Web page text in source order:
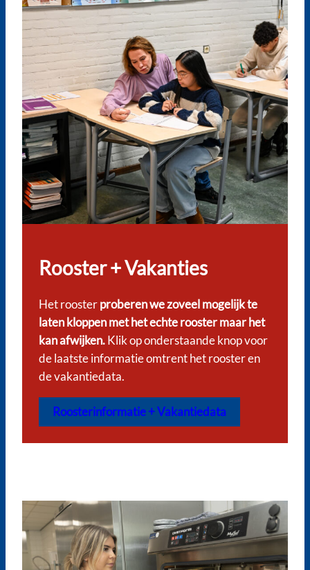
Rooster + Vakanties
Het roosterproberen we zoveel mogelijk te
laten kloppen met het echte rooster maar het
kan afwijken.Klik op onderstaande knop voor
de laatste informatie omtrent het rooster en
de vakantiedata.
Roosterinformatie + Vakantiedata